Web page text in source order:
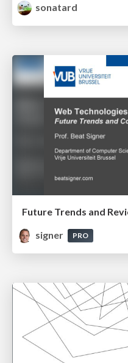
sonatard
signer
PRO